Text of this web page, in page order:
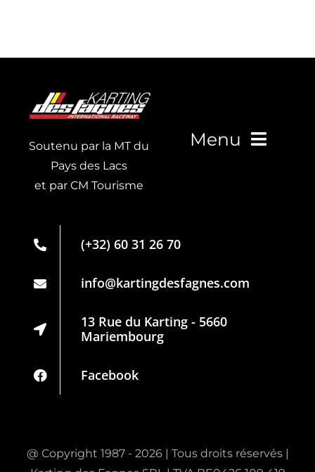
Soutenu par la MT du
Pays des Lacs
et par CM Tourisme
Menu
Partenaires
Règlement
(+32) 60 31 26 70
info@kartingdesfagnes.com
13 Rue du Karting - 5660
Mariembourg
Facebook
@ Copyright 1987 - 2026 | Tous droits réservés |